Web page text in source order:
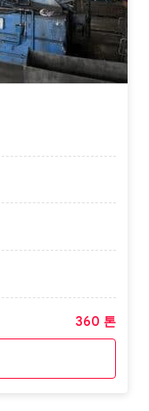
360 톤